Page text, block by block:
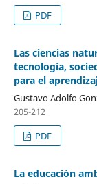
PDF
Las ciencias
tecnología,
para el
Gustavo Adolfo
205-212
PDF
La educación